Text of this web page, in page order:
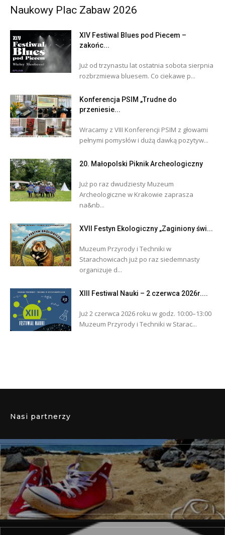
Naukowy Plac Zabaw 2026
XIV Festiwal Blues pod Piecem –
zakońc...
Już od trzynastu lat ostatnia sobota sierpnia
rozbrzmiewa bluesem. Co ciekawe p...
Konferencja PSIM „Trudne do
przeniesie...
Wracamy z VIII Konferencji PSIM z głowami
pełnymi pomysłów i dużą dawką pozytyw...
20. Małopolski Piknik Archeologiczny
Już po raz dwudziesty Muzeum
Archeologiczne w Krakowie zaprasza
na&nb...
XVII Festyn Ekologiczny „Zaginiony świ...
Muzeum Przyrody i Techniki w
Starachowicach już po raz siedemnasty
organizuje d...
XIII Festiwal Nauki – 2 czerwca 2026r....
Już 2 czerwca 2026 roku w godz. 10:00–13:00
Muzeum Przyrody i Techniki w Starac...
Nasi partnerzy